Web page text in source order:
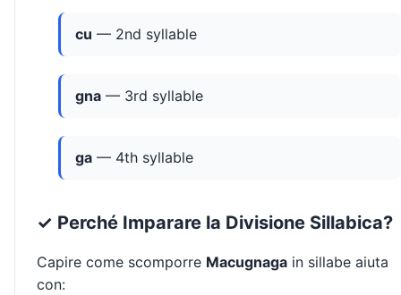
cu — 2nd syllable
gna — 3rd syllable
ga — 4th syllable
✓ Perché Imparare la Divisione Sillabica?
Capire come scomporre Macugnaga in sillabe aiuta
con: